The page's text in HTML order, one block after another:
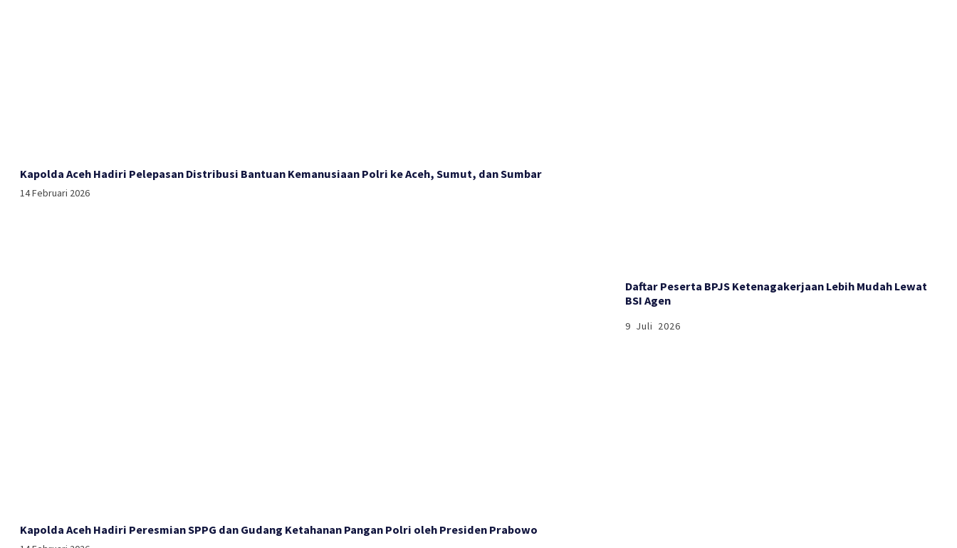
Kapolda Aceh Hadiri Pelepasan Distribusi Bantuan Kemanusiaan Polri ke Aceh, Sumut, dan Sumbar
14 Februari 2026
Kapolda Aceh Hadiri Peresmian SPPG dan Gudang Ketahanan Pangan Polri oleh Presiden Prabowo
Daftar Peserta BPJS Ketenagakerjaan Lebih Mudah Lewat
BSI Agen
9 Juli 2026